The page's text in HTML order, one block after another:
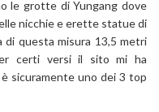
le grotte di Yungang dove
nicchie e erette statue di
di questa misura 13,5 metri
certi versi il sito mi ha
sicuramente uno dei 3 top